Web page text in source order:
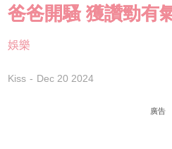
爸爸開騷 獲讚勁有
娛樂
Kiss Dec 20 2024
廣告